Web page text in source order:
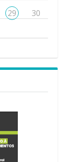
29
30